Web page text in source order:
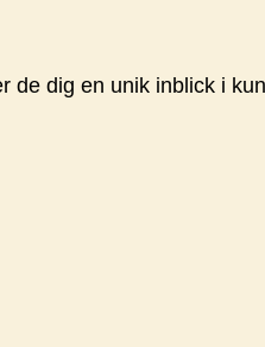
de dig en unik inblick i